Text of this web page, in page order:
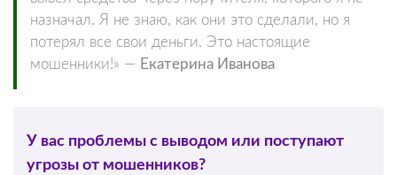
назначал. Я не знаю, как они это сделали, но я
потерял все свои деньги. Это настоящие
мошенники!» — Екатерина Иванова
У вас проблемы с выводом или поступают
угрозы от мошенников?